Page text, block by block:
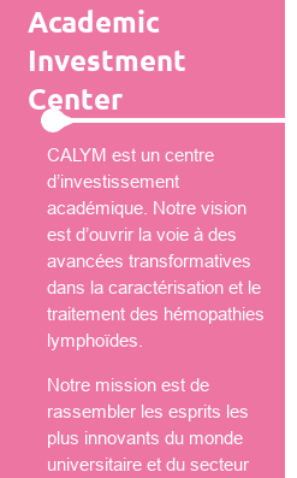
Academic
Investment
Center
CALYM est un centre
d’investissement
académique. Notre vision
est d’ouvrir la voie à des
avancées transformatives
dans la caractérisation et le
traitement des hémopathies
lymphoïdes.
Notre mission est de
rassembler les esprits les
plus innovants du monde
universitaire et du secteur